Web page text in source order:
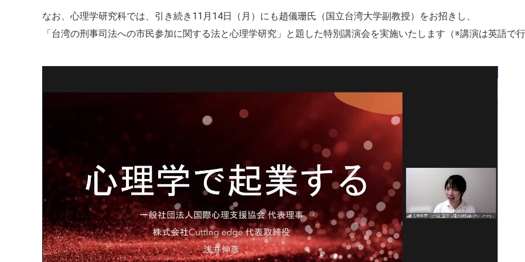
なお、心理学研究科では、引き続き11月14日（月）にも趙儀珊氏（国立台湾大学副教授）をお招きし、
「台湾の刑事司法への市民参加に関する法と心理学研究」と題した特別講演会を実施いたします（※講演は英語で行